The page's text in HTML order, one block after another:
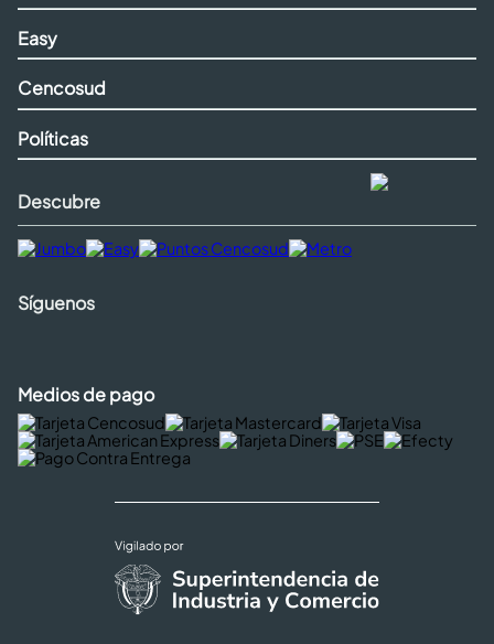
Easy
Cencosud
Políticas
Descubre
Síguenos
Medios de pago